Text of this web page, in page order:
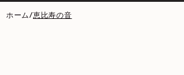
ホーム/恵比寿の音